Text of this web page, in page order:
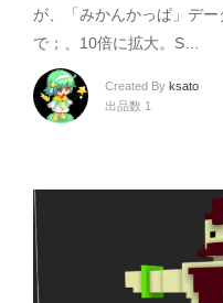
が、「みかんかっぱ」デ
で；、10倍に拡大。S…
Created By ksato
出品数 1